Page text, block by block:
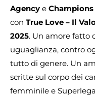
Agency e
con True Love – Il
2025. Un amore fatto
uguaglianza, contro
tutto di genere. Un
scritte sul corpo dei
femminile e